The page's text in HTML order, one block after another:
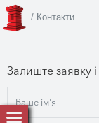
/ Контакти
Залиште заявку